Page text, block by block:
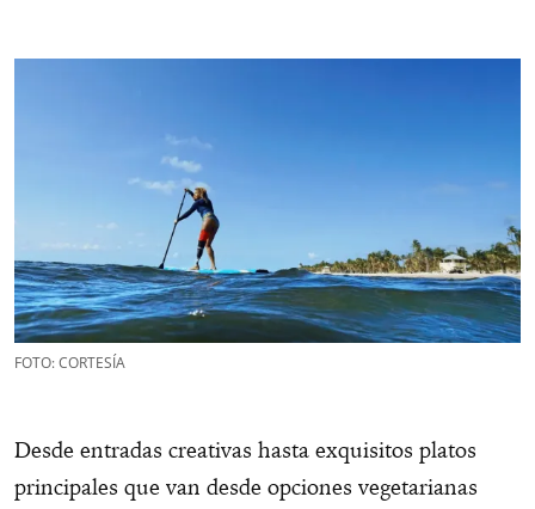
FOTO: CORTESÍA
Desde entradas creativas hasta exquisitos platos
principales que van desde opciones vegetarianas